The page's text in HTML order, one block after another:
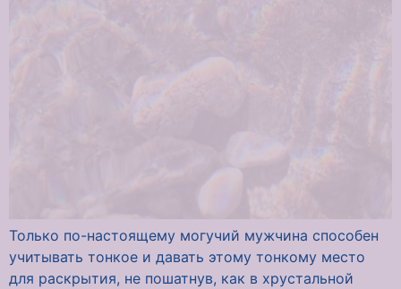
Только по-настоящему могучий мужчина способен
учитывать тонкое и давать этому тонкому место
для раскрытия, не пошатнув, как в хрустальной